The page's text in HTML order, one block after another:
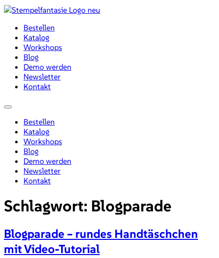
Zum
wechselnBestellen
Katalog
Workshops
Blog
Demo werden
Newsletter
Kontakt
Menü
Bestellen
Katalog
Workshops
Blog
Demo werden
Newsletter
Kontakt
Schlagwort: Blogparade
Blogparade – rundes Handtäschchen
mit Video-Tutorial